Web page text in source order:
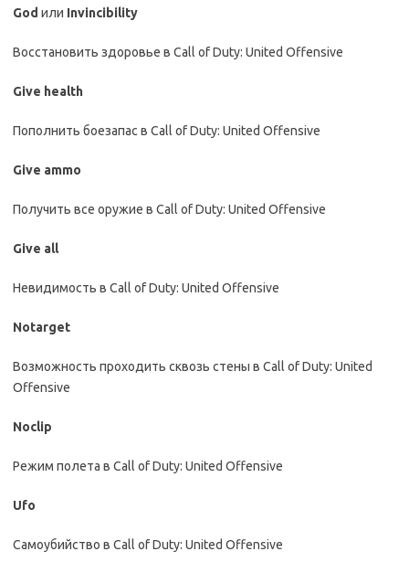
God или Invincibility
Восстановить здоровье в Call of Duty: United Offensive
Give health
Пополнить боезапас в Call of Duty: United Offensive
Give ammo
Получить все оружие в Call of Duty: United Offensive
Give all
Невидимость в Call of Duty: United Offensive
Notarget
Возможность проходить сквозь стены в Call of Duty: United
Offensive
Noclip
Режим полета в Call of Duty: United Offensive
Ufo
Самоубийство в Call of Duty: United Offensive